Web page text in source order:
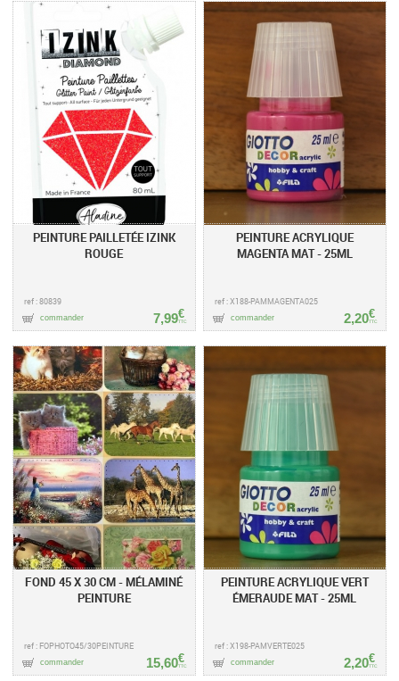
PEINTURE PAILLETÉE IZINK
ROUGE
ref : 80839
7,99€
TTC
commander
PEINTURE ACRYLIQUE
MAGENTA MAT - 25ML
ref : X188-PAMMAGENTA025
2,20€
TTC
commander
FOND 45 X 30 CM - MÉLAMINÉ
PEINTURE
ref : FOPHOTO45/30PEINTURE
15,60€
TTC
commander
PEINTURE ACRYLIQUE VERT
ÉMERAUDE MAT - 25ML
ref : X198-PAMVERTE025
2,20€
TTC
commander